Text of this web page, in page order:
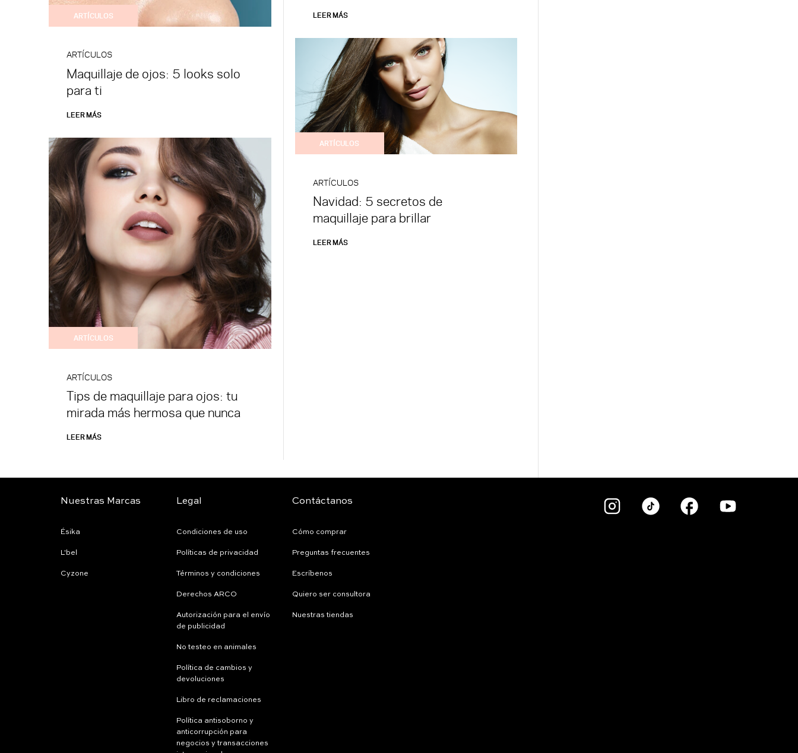
ARTÍCULOS
ARTÍCULOS
Maquillaje de ojos: 5 looks solo
para ti
LEER MÁS
ARTÍCULOS
ARTÍCULOS
Tips de maquillaje para ojos: tu
mirada más hermosa que nunca
LEER MÁS
LEER MÁS
ARTÍCULOS
ARTÍCULOS
Navidad: 5 secretos de
maquillaje para brillar
LEER MÁS
Nuestras Marcas
Ésika
L'bel
Cyzone
Legal
Condiciones de uso
Políticas de privacidad
Términos y condiciones
Derechos ARCO
Autorización para el envío
de publicidad
No testeo en animales
Política de cambios y
devoluciones
Libro de reclamaciones
Política antisoborno y
anticorrupción para
negocios y transacciones
Contáctanos
Cómo comprar
Preguntas frecuentes
Escríbenos
Quiero ser consultora
Nuestras tiendas